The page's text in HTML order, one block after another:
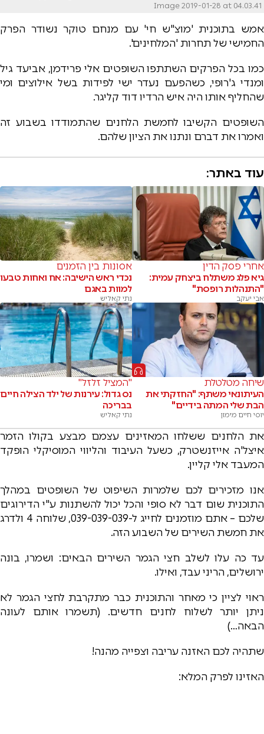
Image 2019-01-28 at 04.03.41
אמש בתוכנית 'מוצ"ש חי' עם מנחם טוקר נשודר הפרק
החמישי של תחרות 'המלחינים'.
כמו בכל הפרקים השתתפו השופטים אלי פרידמן, אביעד גיל
ומנדי ג'רופי, כשהפעם נעדר ישי לפידות בשל אילוצים ומי
שהחליף אותו היה איש הרדיו דוד קליגר.
השופטים הקשיבו לחמשת הלחנים שהתמודדו בשבוע זה
ואמרו את דברם ונתנו את הציון שלהם.
עוד באתר:
אחרי פסק הדין
גיא פלג משתלח ביצחק עמית:
"התנהלות רופסת"
אבי יעקב
אסונות בין הזמנים
נכדי ראש הישיבה: אח ואחות טבעו
למוות באגם
נתי קאליש
שיחה מטלטלת
העיתונאי משתף: "החזקתי את
הבת שלי המתה בידיים"
יוסי חיים מימון
"המציל זלזל"
נס גדול: עירנות של ילד הצילה חיים
בבריכה
נתי קאליש
את הלחנים ששלחו המאזינים עצמם מבצע בקולו הזמר
איצל'ה אייזנשטרק, כשעל העיבוד והליווי המוסיקלי הופקד
המעבד אלי קליין.
אנו מזכירים לכם שלמרות השיפוט של השופטים במהלך
התוכנית שום דבר לא סופי והכל יכול להשתנות ע"י הדירוגים
שלכם – אתם מוזמנים לחייג ל-039-039-039, שלוחה 4 ולדרג
את חמשת השירים של השבוע הזה.
עד כה עלו לשלב חצי הגמר השירים הבאים: ושמרו, בונה
ירושלים, הריני עבד, ואילו.
ראוי לציין כי מאחר והתוכנית כבר מתקרבת לחצי הגמר לא
ניתן יותר לשלוח לחנים חדשים. (תשמרו אותם לעונה
הבאה…)
שתהיה לכם האזנה עריבה וצפייה מהנה!
האזינו לפרק המלא: